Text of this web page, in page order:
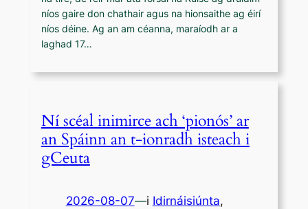
níos gaire don chathair agus na hionsaithe ag éirí
níos déine. Ag an am céanna, maraíodh ar a
laghad 17…
Ní scéal inimirce ach ‘pionós’ ar
an Spáinn an t-ionradh isteach i
gCeuta
2026-08-07—i Idirnáisiúnta,